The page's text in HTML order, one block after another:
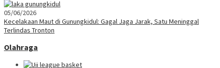
05/06/2026
Kecelakaan Maut di Gunungkidul: Gagal Jaga Jarak, Satu Meninggal
Terlindas Tronton
Olahraga